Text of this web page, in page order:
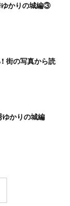
ゆかりの城編③
街の写真から読
ゆかりの城編